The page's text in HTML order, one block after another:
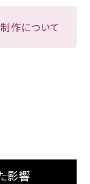
作について
影響